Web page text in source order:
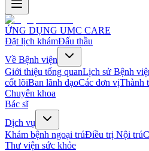
ỨNG DỤNG UMC CARE
Đặt lịch khámĐấu thầu
Về Bệnh viện
Giới thiệu tổng quanLịch sử Bệnh
cốt lõiBan lãnh đạoCác đơn vịThành
Chuyên khoa
Bác sĩ
Dịch vụ
Khám bệnh ngoại trúĐiều trị Nội trú
Thư viện sức khỏe